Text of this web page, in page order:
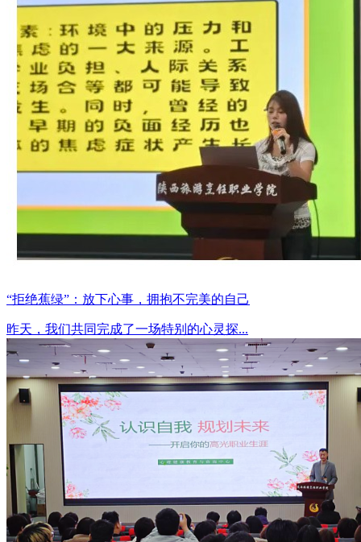
“拒绝蕉绿”：放下心事，拥抱不完美的自己
昨天，我们共同完成了一场特别的心灵探...